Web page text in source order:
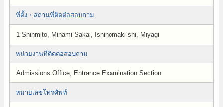
ที่ตั้ง・สถานที่ติดต่อสอบถาม
1 Shinmito, Minami-Sakai, Ishinomaki-shi, Miyagi
หน่วยงานที่ติดต่อสอบถาม
Admissions Office, Entrance Examination Section
หมายเลขโทรศัพท์